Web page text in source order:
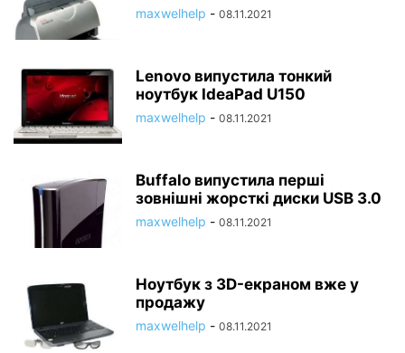
maxwelhelp - 08.11.2021
Lenovo випустила тонкий
ноутбук IdeaPad U150
maxwelhelp - 08.11.2021
Buffalo випустила перші
зовнішні жорсткі диски USB 3.0
maxwelhelp - 08.11.2021
Ноутбук з 3D-екраном вже у
продажу
maxwelhelp - 08.11.2021